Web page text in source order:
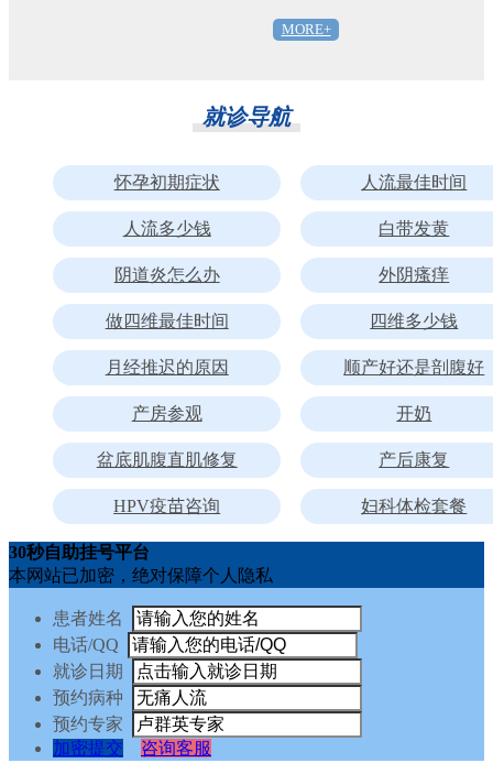
MORE+
就诊导航
怀孕初期症状 人流最佳时间
人流多少钱 白带发黄
阴道炎怎么办 外阴瘙痒
做四维最佳时间 四维多少钱
月经推迟的原因 顺产好还是剖腹好
产房参观 开奶
盆底肌腹直肌修复 产后康复
HPV疫苗咨询 妇科体检套餐
30秒自助挂号平台
本网站已加密，绝对保障个人隐私
患者姓名
电话/QQ
就诊日期
预约病种
预约专家
加密提交
咨询客服